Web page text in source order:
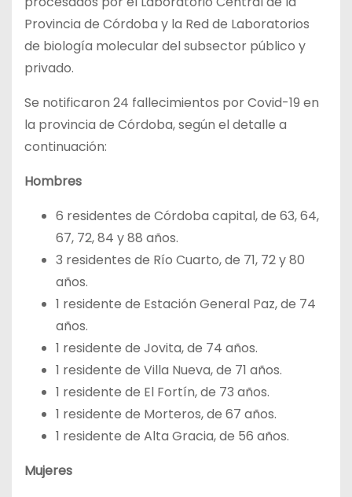
Provincia de Córdoba y la Red de Laboratorios
de biología molecular del subsector público y
privado.
Se notificaron 24 fallecimientos por Covid-19 en
la provincia de Córdoba, según el detalle a
continuación:
Hombres
6 residentes de Córdoba capital, de 63, 64,
67, 72, 84 y 88 años.
3 residentes de Río Cuarto, de 71, 72 y 80
años.
1 residente de Estación General Paz, de 74
años.
1 residente de Jovita, de 74 años.
1 residente de Villa Nueva, de 71 años.
1 residente de El Fortín, de 73 años.
1 residente de Morteros, de 67 años.
1 residente de Alta Gracia, de 56 años.
Mujeres